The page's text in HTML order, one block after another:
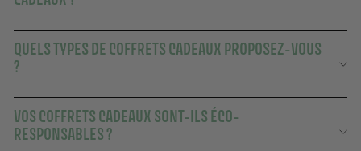
QUELS TYPES DE COFFRETS CADEAUX PROPOSEZ-VOUS
?
VOS COFFRETS CADEAUX SONT-ILS ÉCO-
RESPONSABLES ?